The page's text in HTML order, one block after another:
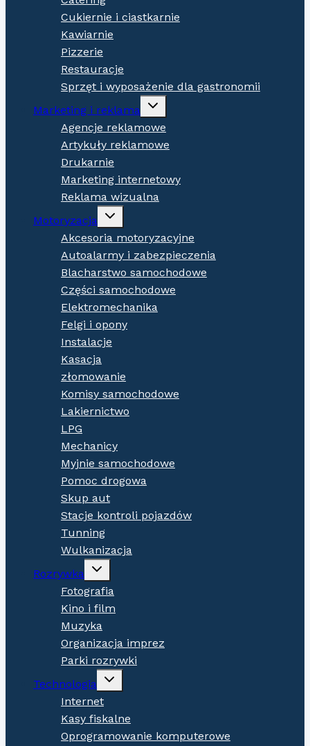
Cukiernie i ciastkarnie
Kawiarnie
Pizzerie
Restauracje
Sprzęt i wyposażenie dla gastronomii
Marketing i reklama
Expand
Agencje reklamowe
Artykuły reklamowe
Drukarnie
Marketing internetowy
Reklama wizualna
Motoryzacja
Expand
menu
Akcesoria motoryzacyjne
Autoalarmy i zabezpieczenia
Blacharstwo samochodowe
Części samochodowe
Elektromechanika
Felgi i opony
Instalacje
Kasacja
złomowanie
Komisy samochodowe
Lakiernictwo
LPG
Mechanicy
Myjnie samochodowe
Pomoc drogowa
Skup aut
Stacje kontroli pojazdów
Tunning
Wulkanizacja
Rozrywka
Expand
menu
Fotografia
Kino i film
Muzyka
Organizacja imprez
Parki rozrywki
Technologia
Expand
menu
Internet
Kasy fiskalne
Oprogramowanie komputerowe